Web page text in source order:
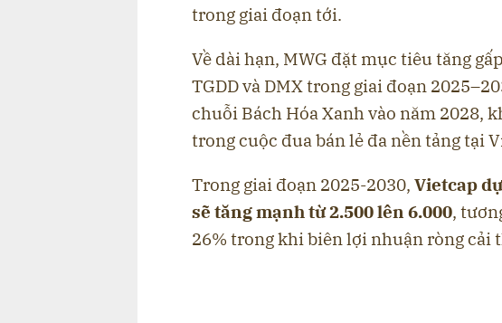
trong giai đoạn tới.
Về dài hạn, MWG đặt mục tiêu tăng
TGDD và DMX trong giai đoạn
chuỗi Bách Hóa Xanh vào năm 2028,
trong cuộc đua bán lẻ đa nền tảng tại
Trong giai đoạn 2025-2030, Vietcap
sẽ tăng mạnh từ 2.500 lên 6.000,
26% trong khi biên lợi nhuận ròng cải